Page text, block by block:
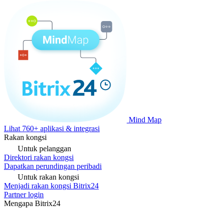
Mind Map
Lihat 760+ aplikasi & integrasi
Rakan kongsi
Untuk pelanggan
Direktori rakan kongsi
Dapatkan perundingan peribadi
Untuk rakan kongsi
Menjadi rakan kongsi Bitrix24
Partner login
Mengapa Bitrix24